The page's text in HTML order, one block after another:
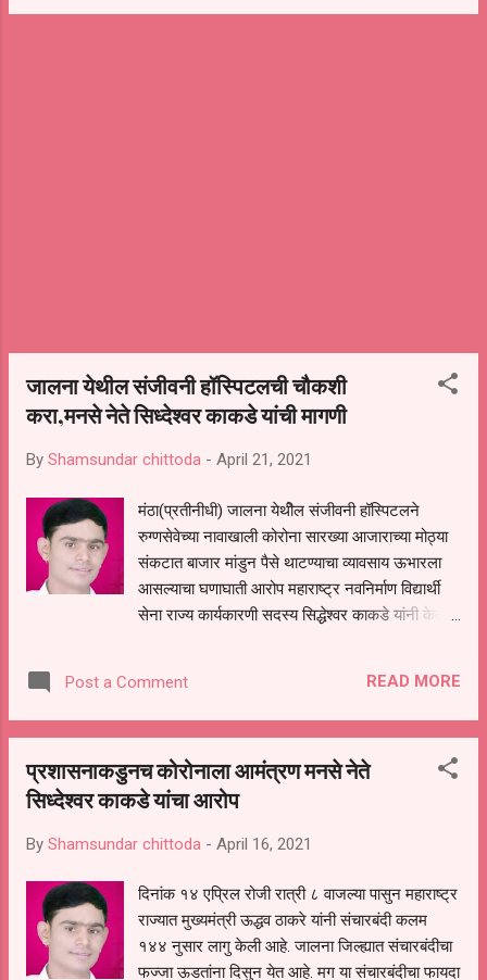
ठेवण्यात आले होते. या दुर्घटनेमुळे ऑक्सिजन गळतीमुळे २२
जालना येथील संजीवनी हॉस्पिटलची चौकशी
करा,मनसे नेते सिध्देश्वर काकडे यांची मागणी
By Shamsundar chittoda - April 21, 2021
मंठा(प्रतीनीधी) जालना येथीेल संजीवनी हॉस्पिटलने
रुग्णसेवेच्या नावाखाली कोरोना सारख्या आजाराच्या मोठ्या
संकटात बाजार मांडुन पैसे थाटण्याचा व्यावसाय ऊभारला
आसल्याचा घणाघाती आरोप महाराष्ट्र नवनिर्माण विद्यार्थी
सेना राज्य कार्यकारणी सदस्य सिद्धेश्वर काकडे यांनी केला
सामाण्य लोकांना वेठीस धरण्याचे काम हे हाॅस्पीटल करत
आसल्याची तक्रार महाराष्ट्र नवनिर्माण विद्यार्थी सेना राज्य
जिल्हाधिकारी यांच्याकडे लेखी स्वरूपात केली आहे. जालना
येथील संजीवनी हॉस्पिटलमध्ये डाॅक्टरांचा मनमानी कारभार
सेवा देत आसुन याकडे जालना जिल्हाधिकारी व जिल्हा
हॉस्पिटलची चौकशी करावी आसी मागणी महाराष्ट्र
नवनिर्माण विद्यार्थी सेनेच्या वतीने करण्यात आली आहे.
जालना जिल्ह्यातील प्रत्येक हाॅस्पीटलने व औषधी विक्रेते
Post a Comment READ MORE
प्रशासनाकडुनच कोरोनाला आमंत्रण मनसे नेते
सिध्देश्वर काकडे यांचा आरोप
By Shamsundar chittoda - April 16, 2021
दिनांक १४ एप्रिल रोजी रात्री ८ वाजल्या पासुन महाराष्ट्र
राज्यात मुख्यमंत्री ऊद्धव ठाकरे यांनी संचारबंदी कलम
१४४ नुसार लागु केली आहे. जालना जिल्ह्यात संचारबंदीचा
फज्जा ऊडतांना दिसुन येत आहे. मग या संचारबंदीचा फायदा